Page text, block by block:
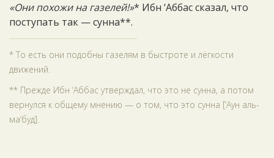
«Они похожи на газелей!»* Ибн ‘Аббас сказал, что
поступать так — сунна**.
* То есть они подобны газелям в быстроте и лёгкости
движений.
** Прежде Ибн ‘Аббас утверждал, что это не сунна, а потом
вернулся к общему мнению — о том, что это сунна [‘Аун аль-
ма‘буд].